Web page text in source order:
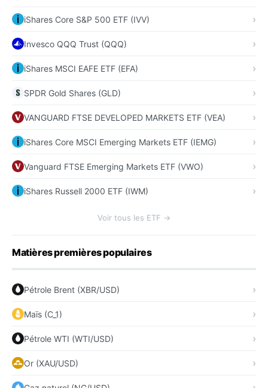
iShares Core S&P 500 ETF (IVV)
Invesco QQQ Trust (QQQ)
iShares MSCI EAFE ETF (EFA)
SPDR Gold Shares (GLD)
VANGUARD FTSE DEVELOPED MARKETS ETF (VEA)
iShares Core MSCI Emerging Markets ETF (IEMG)
Vanguard FTSE Emerging Markets ETF (VWO)
iShares Russell 2000 ETF (IWM)
Voir tous les ETF →
Matières premières populaires
Pétrole Brent (XBR/USD)
Maïs (C_1)
Pétrole WTI (WTI/USD)
Or (XAU/USD)